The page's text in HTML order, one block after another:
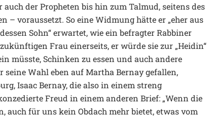
auch der Propheten bis hin zum Talmud, seitens des
– voraussetzt. So eine Widmung hätte er „eher aus
Sohn“ erwartet, wie ein befragter Rabbiner
Frau einerseits, er würde sie zur „Heidin“
müsste, Schinken zu essen und auch andere
Wahl eben auf Martha Bernay gefallen,
Isaac Bernay, die also in einem streng
Freud in einem anderen Brief: „Wenn die
für uns kein Obdach mehr bietet, etwas vom